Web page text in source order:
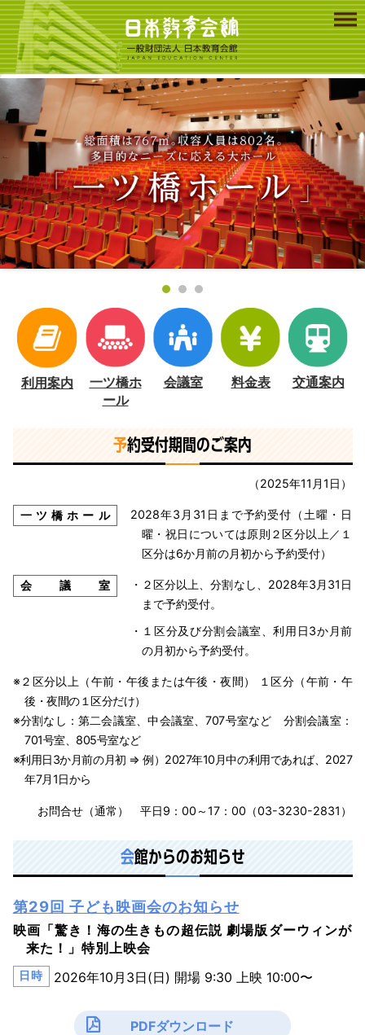
利用案内
一ツ橋ホ
ール
会議室 料金表 交通案内
予約受付期間のご案内
（2025年11月1日）
一ツ橋ホール
2028年3月31日まで予約受付（土曜・日
曜・祝日については原則２区分以上／１
区分は6か月前の月初から予約受付）
会議室
・２区分以上、分割なし、2028年3月31日
まで予約受付。
・１区分及び分割会議室、利用日3か月前
の月初から予約受付。
※２区分以上（午前・午後または午後・夜間） １区分（午前・午
後・夜間の１区分だけ）
※分割なし：第二会議室、中会議室、707号室など 分割会議室：
701号室、805号室など
※利用日3か月前の月初 ⇒ 例）2027年10月中の利用であれば、2027
年7月1日から
お問合せ（通常） 平日9：00～17：00（03-3230-2831）
会館からのお知らせ
第29回 子ども映画会のお知らせ
映画「驚き！海の生きもの超伝説 劇場版ダーウィンが
来た！」特別上映会
日時 2026年10月3日(日) 開場 9:30 上映 10:00〜
PDFダウンロード